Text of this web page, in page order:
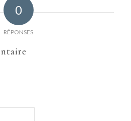
0
RÉPONSES